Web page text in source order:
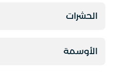
الحشرات
الأوسمة